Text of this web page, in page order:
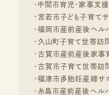
・中間市育児・家事支
・宮若市子ども子育て
・福岡市産前産後ヘル
・久山町子育て世帯訪
・古賀市産前産後家
・古賀市子育て世帯訪
・福津市多胎妊産婦サ
・糸島市産前産後ヘル